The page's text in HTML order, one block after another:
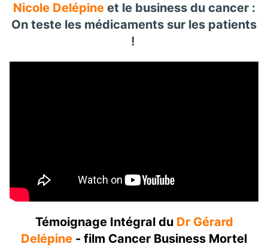
Nicole Delépineet le business du cancer :
On teste les médicaments sur les patients
!
Témoignage Intégral du Dr Gérard
Delépine - film Cancer Business Mortel